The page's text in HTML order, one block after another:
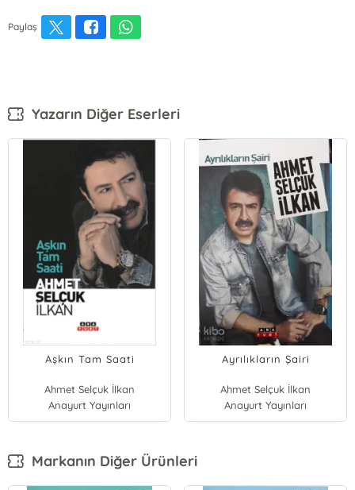
Paylaş
Yazarın Diğer Eserleri
Aşkın Tam Saati
Ahmet Selçuk İlkan
Anayurt Yayınları
Ayrılıkların Şairi
Ahmet Selçuk İlkan
Anayurt Yayınları
Markanın Diğer Ürünleri